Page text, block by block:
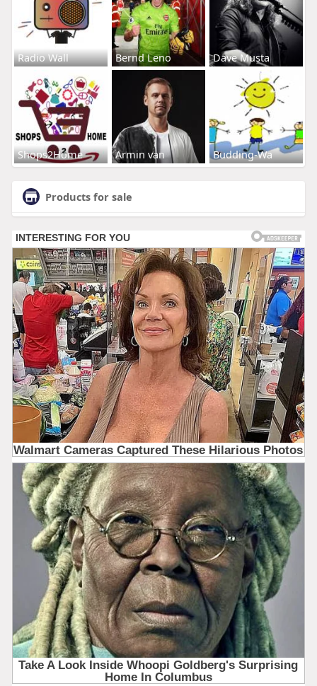
Radio Wall Bernd Leno Dave Musta
Shops2Home Armin van Budding-Wa
Products for sale